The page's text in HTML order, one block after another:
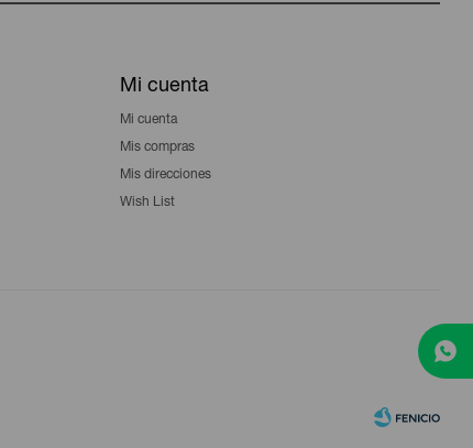
Mi cuenta
Mi cuenta
Mis compras
Mis direcciones
Wish List